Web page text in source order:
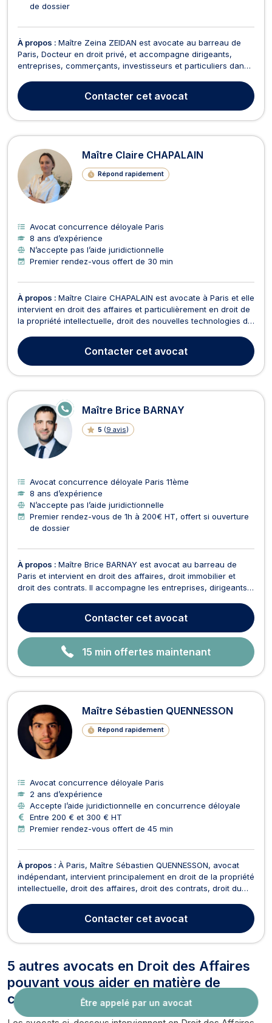
Être appelé par un avocat
de dossier
À propos : Maître Zeina ZEIDAN est avocate au barreau de
Paris, Docteur en droit privé, et accompagne dirigeants,
entreprises, commerçants, investisseurs et particuliers dans
droit des contrats, droit des sociétés et baux commerciaux.
Elle intervient aussi bien en conseil q...
Contacter cet avocat
Maître Claire CHAPALAIN
Répond rapidement
Avocat concurrence déloyale Paris
8 ans d’expérience
N’accepte pas l’aide juridictionnelle
Premier rendez-vous offert de 30 min
À propos : Maître Claire CHAPALAIN est avocate à Paris et elle
intervient en droit des affaires et particulièrement en droit de
la propriété intellectuelle, droit des nouvelles technologies de
commercial. En droit de la propriété intellectuelle, Maître
Claire CHAPALAIN opère tan...
Contacter cet avocat
Maître Brice BARNAY
5 (9 avis)
E
N
E
Avocat concurrence déloyale Paris 11ème
8 ans d’expérience
N’accepte pas l’aide juridictionnelle
Premier rendez-vous de 1h à 200€ HT, offert si ouverture
de dossier
À propos : Maître Brice BARNAY est avocat au barreau de
Paris et intervient en droit des affaires, droit immobilier et
droit des contrats. Il accompagne les entreprises, dirigeants
contrats, la structuration de sociétés ainsi que la gestion des
litiges commerciaux (conflits contr...
Contacter cet avocat
15 min offertes maintenant
Maître Sébastien QUENNESSON
Répond rapidement
Avocat concurrence déloyale Paris
2 ans d’expérience
Accepte l’aide juridictionnelle en concurrence déloyale
Entre 200 € et 300 € HT
Premier rendez-vous offert de 45 min
À propos : À Paris, Maître Sébastien QUENNESSON, avocat
indépendant, intervient principalement en droit de la propriété
intellectuelle, droit des affaires, droit des contrats, droit du
clients dans la protection de leurs droits, la rédaction et la
négociation de contrats, ain...
Contacter cet avocat
5 autres avocats en Droit des Affaires
pouvant vous aider en matière de
concurrence déloyale